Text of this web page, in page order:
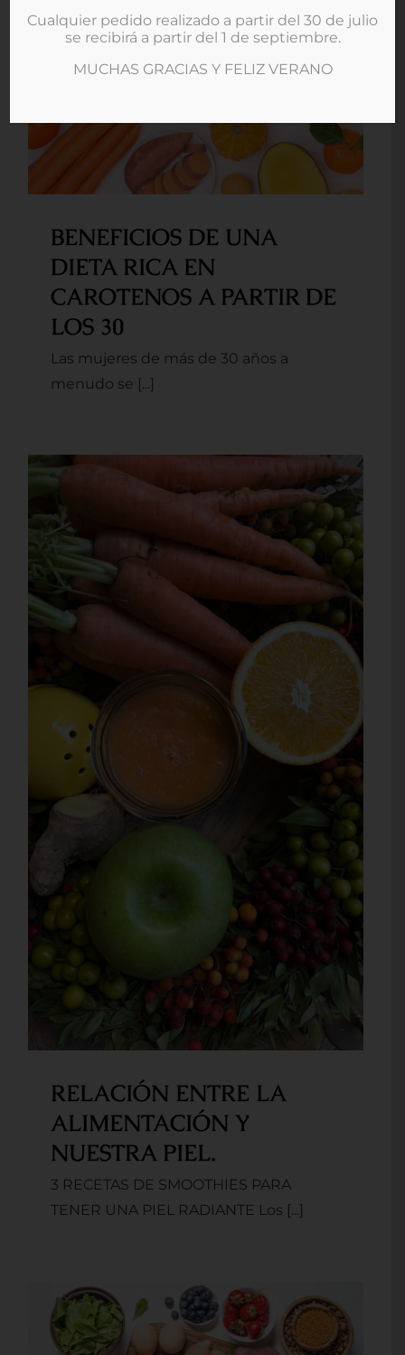
BENEFICIOS DE UNA DIETA
PARTIR DE LOS 30
BENEFICIOS DE UNA
DIETA RICA EN
CAROTENOS A PARTIR DE
LOS 30
Las mujeres de más de 30 años a
menudo se [...]
RELACIÓN ENTRE LA
ALIMENTACIÓN Y NUESTRA
PIEL.
RELACIÓN ENTRE LA
ALIMENTACIÓN Y
NUESTRA PIEL.
3 RECETAS DE SMOOTHIES PARA
TENER UNA PIEL RADIANTE Los [...]
Cualquier pedido realizado a partir del 30 de julio
se recibirá a partir del 1 de septiembre.
MUCHAS GRACIAS Y FELIZ VERANO